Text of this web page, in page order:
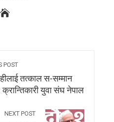
POST
तत्काल स-सम्मान
क्रान्तिकारी युवा संघ नेपाल
NEXT POST